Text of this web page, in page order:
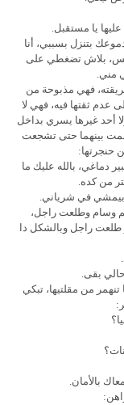
يا مستقبل.
بتنزل بسببي، أنا
بلاش تضغطي على
مني.
فهي مذبوحة من
عدم ثقتها فيه، فهي لا
أحد غيرها يسري بداخل
بينهما حتى تشجعت
حنجرتها:
دماغي، بالله عليك ما
من كده.
بيمشي في شرياني.
وسام وطلعت راجل،
راجل وبالشكل دا
بقى.
من مقلتيها، تبكي
بالأمان.